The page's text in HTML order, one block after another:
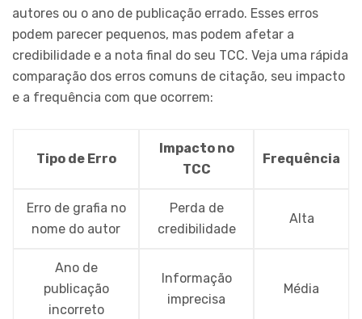
autores ou o ano de publicação errado. Esses erros
podem parecer pequenos, mas podem afetar a
credibilidade e a nota final do seu TCC. Veja uma rápida
comparação dos erros comuns de citação, seu impacto
e a frequência com que ocorrem:
Tipo de Erro
Impacto no
TCC
Frequência
Erro de grafia no
nome do autor
Perda de
credibilidade
Alta
Ano de
publicação
incorreto
Informação
imprecisa
Média